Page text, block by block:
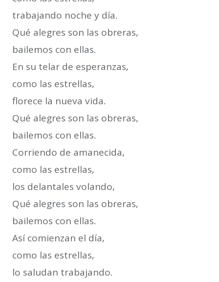
trabajando noche y día.
Qué alegres son las obreras,
bailemos con ellas.
En su telar de esperanzas,
como las estrellas,
florece la nueva vida.
Qué alegres son las obreras,
bailemos con ellas.
Corriendo de amanecida,
como las estrellas,
los delantales volando,
Qué alegres son las obreras,
bailemos con ellas.
Así comienzan el día,
como las estrellas,
lo saludan trabajando.